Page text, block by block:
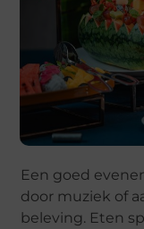
Een goed
door muziek of
beleving. Eten